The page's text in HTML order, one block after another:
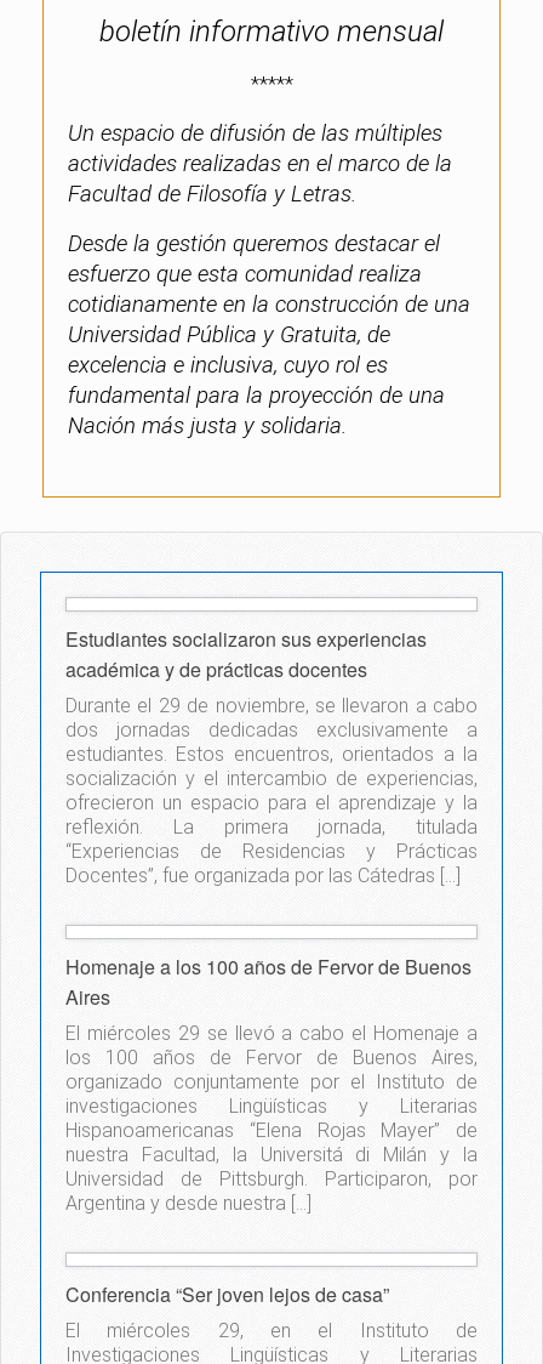
boletín informativo mensual
*****
Un espacio de difusión de las múltiples
actividades realizadas en el marco de la
Facultad de Filosofía y Letras.
Desde la gestión queremos destacar el
esfuerzo que esta comunidad realiza
cotidianamente en la construcción de una
Universidad Pública y Gratuita, de
excelencia e inclusiva, cuyo rol es
fundamental para la proyección de una
Nación más justa y solidaria.
Estudiantes socializaron sus experiencias
académica y de prácticas docentes
Durante el 29 de noviembre, se llevaron a cabo
dos jornadas dedicadas exclusivamente a
estudiantes. Estos encuentros, orientados a la
socialización y el intercambio de experiencias,
ofrecieron un espacio para el aprendizaje y la
reflexión. La primera jornada, titulada
“Experiencias de Residencias y Prácticas
Docentes”, fue organizada por las Cátedras […]
Homenaje a los 100 años de Fervor de Buenos
Aires
El miércoles 29 se llevó a cabo el Homenaje a
los 100 años de Fervor de Buenos Aires,
organizado conjuntamente por el Instituto de
investigaciones Lingüísticas y Literarias
Hispanoamericanas “Elena Rojas Mayer” de
nuestra Facultad, la Universitá di Milán y la
Universidad de Pittsburgh. Participaron, por
Argentina y desde nuestra […]
Conferencia “Ser joven lejos de casa”
El miércoles 29, en el Instituto de
Investigaciones Lingüísticas y Literarias